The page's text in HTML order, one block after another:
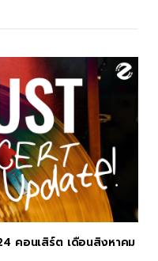
คอนเสิร์ต เดือนสิงหาคม